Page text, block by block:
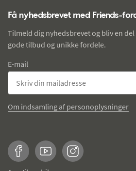
Få nyhedsbrevet med Friends-
Tilmeld dig nyhedsbrevet og bliv en
gode tilbud og unikke fordele.
E-mail
Om indsamling af personoplysninger
FacebookYouTubeInstagram